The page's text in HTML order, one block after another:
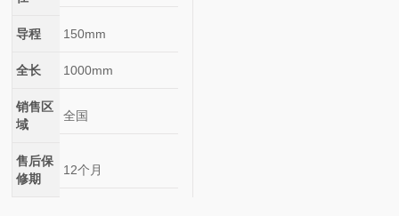
导程 150mm
全长 1000mm
销售区
域
全国
售后保
修期
12个月